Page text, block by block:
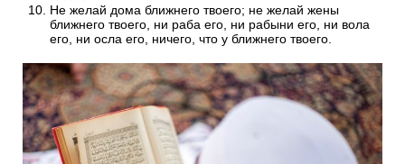
Не желай дома ближнего твоего; не желай жены
ближнего твоего, ни раба его, ни рабыни его, ни вола
его, ни осла его, ничего, что у ближнего твоего.